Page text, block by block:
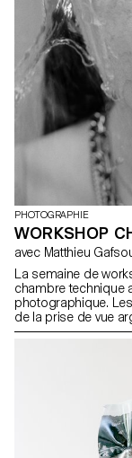
PHOTOGRAPHIE
WORKSHOP
avec Matthieu
La semaine de
chambre technique
photographique.
de la prise de vue
jusqu’au tirage
fonctionnement